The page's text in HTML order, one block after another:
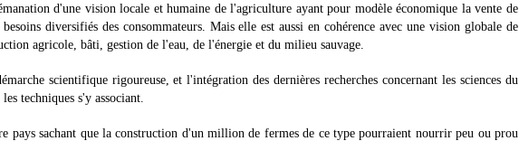
d'une vision locale et humaine de l'agriculture ayant pour modèle économique la vente de
diversifiés des consommateurs. Mais elle est aussi en cohérence avec une vision globale de
agricole, bâti, gestion de l'eau, de l'énergie et du milieu sauvage.
scientifique rigoureuse, et l'intégration des dernières recherches concernant les sciences du
techniques s'y associant.
pays sachant que la construction d'un million de fermes de ce type pourraient nourrir peu ou prou